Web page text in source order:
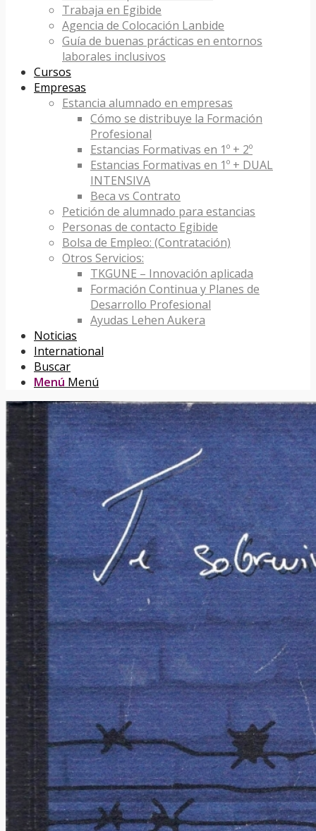
Trabaja en Egibide
Agencia de Colocación Lanbide
Guía de buenas prácticas en entornos
laborales inclusivos
Cursos
Empresas
Estancia alumnado en empresas
Cómo se distribuye la Formación
Profesional
Estancias Formativas en 1º + 2º
Estancias Formativas en 1º + DUAL
INTENSIVA
Beca vs Contrato
Petición de alumnado para estancias
Personas de contacto Egibide
Bolsa de Empleo: (Contratación)
Otros Servicios:
TKGUNE – Innovación aplicada
Formación Continua y Planes de
Desarrollo Profesional
Ayudas Lehen Aukera
Noticias
International
Buscar
Menú Menú